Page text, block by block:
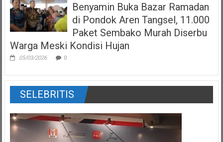
Benyamin Buka Bazar Ramadan
di Pondok Aren Tangsel, 11.000
Paket Sembako Murah Diserbu
Warga Meski Kondisi Hujan
05/03/2026 0
SELEBRITIS